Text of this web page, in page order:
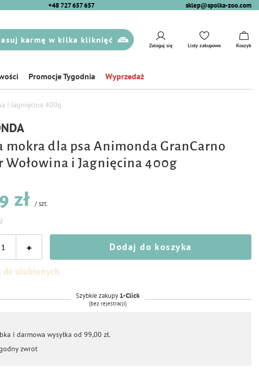
+48 727 657 657 sklep@spolka-zoo.com
karmę w kilka kliknięć
Zaloguj się Listy zakupowe Koszyk
Promocje Tygodnia Wyprzedaż
i Jagnięcina 400g
mokra dla psa Animonda GranCarno
Wołowina i Jagnięcina 400g
zł /szt.
+ Dodaj do koszyka
do ulubionych
Szybkie zakupy 1-Click
(bez rejestracji)
i darmowa wysyłka od 99,00 zł.
zwrot